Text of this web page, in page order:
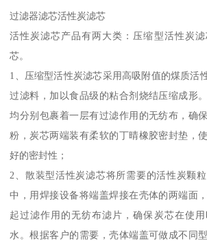
过滤器滤芯活性炭滤芯
活性炭滤芯产品有两大类：压缩型活性炭
芯。
1、压缩型活性炭滤芯采用高吸附值的煤质活
过滤料，加以食品级的粘合剂烧结压缩成形
均分别包裹着一层有过滤作用的无纺布，确
粉，炭芯两端装有柔软的丁晴橡胶密封垫，
好的密封性；
2、散装型活性炭滤芯将所需要的活性炭颗
中，用焊接设备将端盖焊接在壳体的两端面
起过滤作用的无纺布滤片，确保炭芯在使
水。根据客户的需要，壳体端盖可做成不同